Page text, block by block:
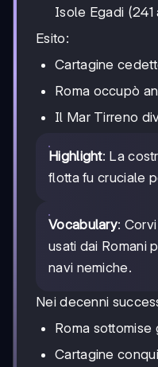
Isole Egadi (241
Esito:
Cartagine
Roma occupò
Il Mar Tirreno
Highlight: La
flotta fu cruciale
Vocabulary:
usati dai Romani
navi nemiche.
Nei decenni
Roma sottomise
Cartagine